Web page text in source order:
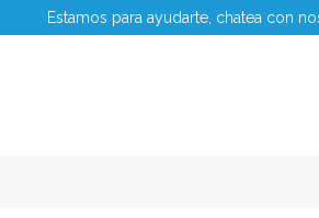
Estamos para ayudarte, chatea con